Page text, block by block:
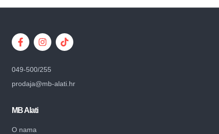
049-500/255
prodaja@mb-alati.hr
MB Alati
O nama